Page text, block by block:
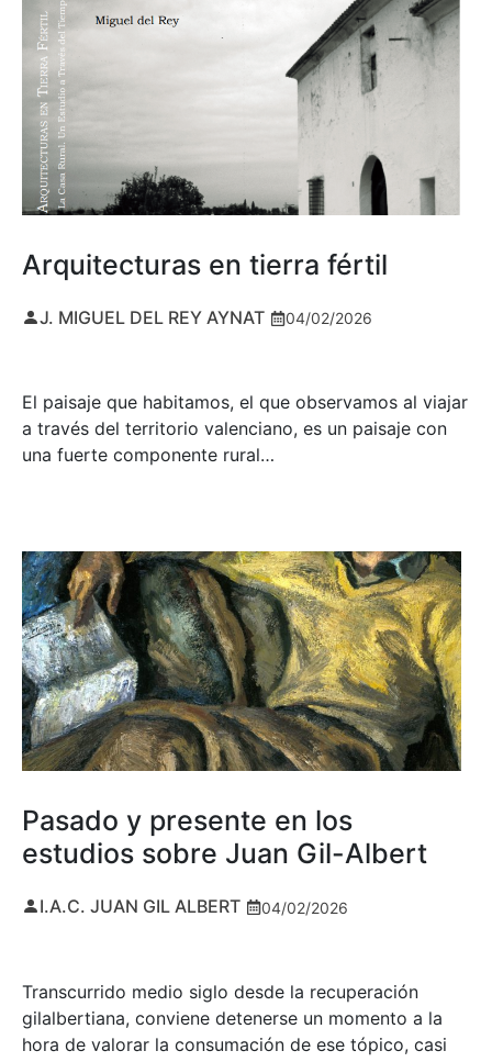
Arquitecturas en tierra fértil
J. MIGUEL DEL REY AYNAT 04/02/2026
El paisaje que habitamos, el que observamos al viajar
a través del territorio valenciano, es un paisaje con
una fuerte componente rural…
Pasado y presente en los
estudios sobre Juan Gil-Albert
I.A.C. JUAN GIL ALBERT 04/02/2026
Transcurrido medio siglo desde la recuperación
gilalbertiana, conviene detenerse un momento a la
hora de valorar la consumación de ese tópico, casi